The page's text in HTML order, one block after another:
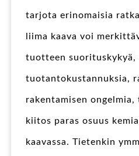
tarjota erinomaisia
liima kaava voi
tuotteen suorituskykyä,
tuotantokustannuksia,
rakentamisen
kiitos paras osuus
kaavassa. Tietenkin